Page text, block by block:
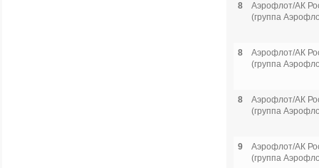
8
Аэрофлот/АК
(группа
8
Аэрофлот/АК
(группа
8
Аэрофлот/АК
(группа
9
Аэрофлот/АК
(группа